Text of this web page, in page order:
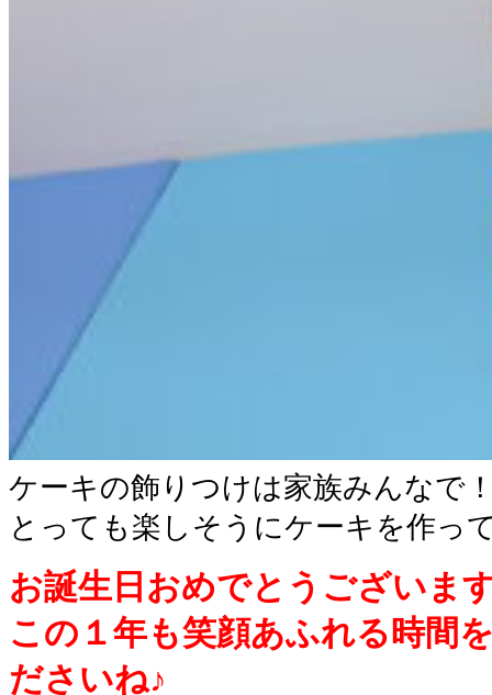
ケーキの飾りつけは家族みんなで
とっても楽しそうにケーキを作っ
お誕生日おめでとうございま
この１年も笑顔あふれる時間
ださいね♪